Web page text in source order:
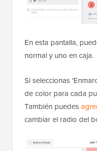
En esta pantalla,
normal y uno en caja.
Si seleccionas
de color para cada
También puedes
cambiar el radio del